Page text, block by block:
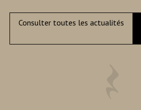
Consulter toutes les actualités